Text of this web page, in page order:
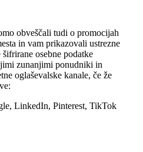
obveščali tudi o promocijah
in vam prikazovali ustrezne
osebne podatke
zunanjimi ponudniki in
oglaševalske kanale, če že
LinkedIn, Pinterest, TikTok